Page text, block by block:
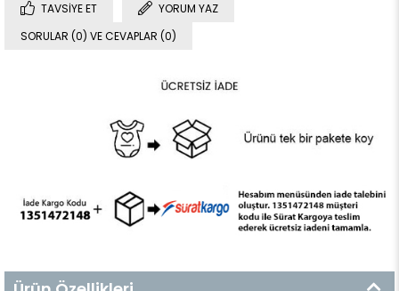
TAVSIYE ET
YORUM YAZ
SORULAR (0) VE CEVAPLAR (0)